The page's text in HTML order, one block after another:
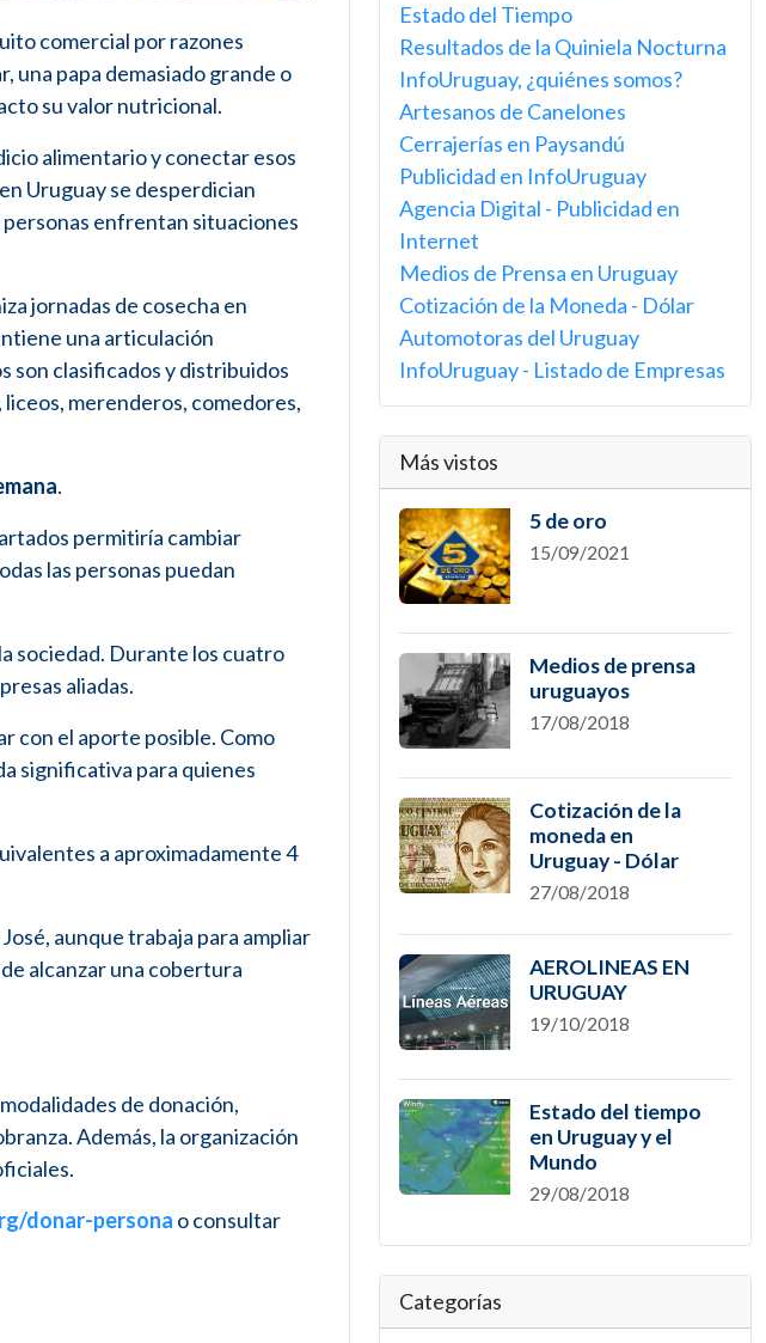
comercial por razones
una papa demasiado grande o
su valor nutricional.
alimentario y conectar esos
Uruguay se desperdician
enfrentan situaciones
jornadas de cosecha en
una articulación
son clasificados y distribuidos
merenderos, comedores,
.
permitiría cambiar
las personas puedan
sociedad. Durante los cuatro
aliadas.
con el aporte posible. Como
significativa para quienes
a aproximadamente 4
aunque trabaja para ampliar
alcanzar una cobertura
de donación,
Además, la organización
donar-persona o consultar
Estado del Tiempo
Resultados de la Quiniela Nocturna
InfoUruguay, ¿quiénes somos?
Artesanos de Canelones
Cerrajerías en Paysandú
Publicidad en InfoUruguay
Agencia Digital - Publicidad en
Internet
Medios de Prensa en Uruguay
Cotización de la Moneda - Dólar
Automotoras del Uruguay
InfoUruguay - Listado de Empresas
Más vistos
5 de oro
15/09/2021
Medios de prensa
uruguayos
17/08/2018
Cotización de la
moneda en
Uruguay - Dólar
27/08/2018
AEROLINEAS EN
URUGUAY
19/10/2018
Estado del tiempo
en Uruguay y el
Mundo
29/08/2018
Categorías